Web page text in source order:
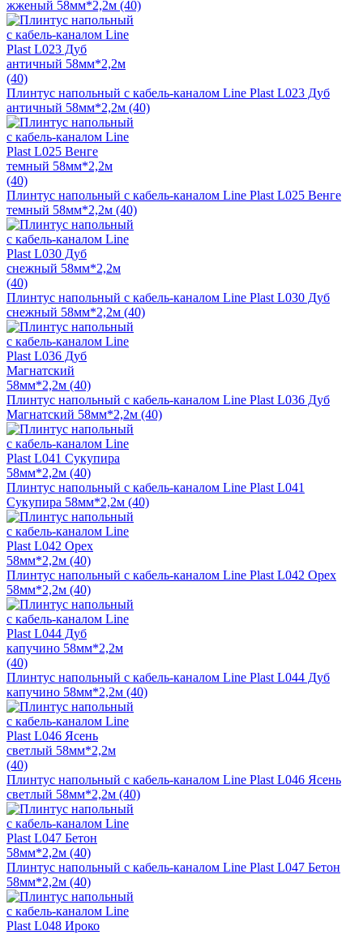
жженый 58мм*2,2м (40)
Плинтус напольный с кабель-каналом Line Plast L023 Дуб
античный 58мм*2,2м (40)
Плинтус напольный с кабель-каналом Line Plast L025 Венге
темный 58мм*2,2м (40)
Плинтус напольный с кабель-каналом Line Plast L030 Дуб
снежный 58мм*2,2м (40)
Плинтус напольный с кабель-каналом Line Plast L036 Дуб
Магнатский 58мм*2,2м (40)
Плинтус напольный с кабель-каналом Line Plast L041
Сукупира 58мм*2,2м (40)
Плинтус напольный с кабель-каналом Line Plast L042 Орех
58мм*2,2м (40)
Плинтус напольный с кабель-каналом Line Plast L044 Дуб
капучино 58мм*2,2м (40)
Плинтус напольный с кабель-каналом Line Plast L046 Ясень
светлый 58мм*2,2м (40)
Плинтус напольный с кабель-каналом Line Plast L047 Бетон
58мм*2,2м (40)